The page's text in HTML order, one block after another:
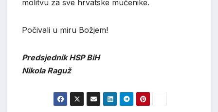
molitvu za sve hrvatske mučenike.
Počivali u miru Božjem!
Predsjednik HSP BiH
Nikola Raguž